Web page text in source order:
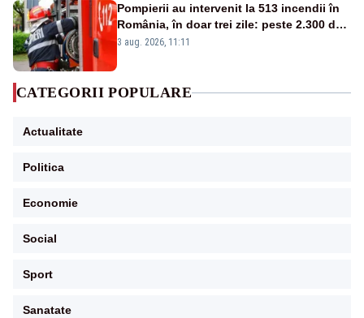
Pompierii au intervenit la 513 incendii în
România, în doar trei zile: peste 2.300 de
hectare de teren au fost afectate
3 aug. 2026, 11:11
CATEGORII POPULARE
Actualitate
Politica
Economie
Social
Sport
Sanatate